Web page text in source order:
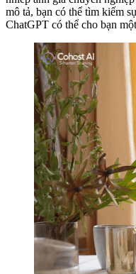
mô tả, bạn có thể tìm kiếm
ChatGPT có thể cho bạn